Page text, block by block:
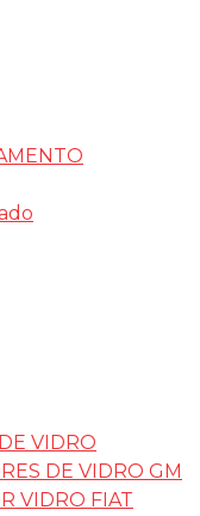
VIDRO
DE VIDRO GM
VIDRO FIAT